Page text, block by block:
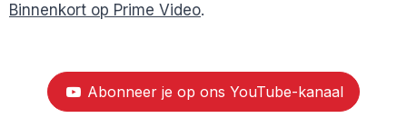
Binnenkort op Prime Video.
Abonneer je op ons YouTube-kanaal